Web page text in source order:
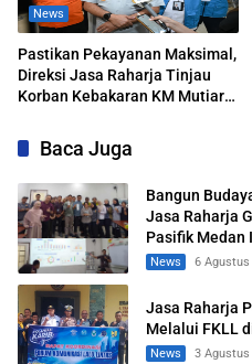
News
Pastikan Pekayanan Maksimal,
Direksi Jasa Raharja Tinjau
Korban Kebakaran KM Mutiara
Baca Juga
Bangun
Jasa Raharja
Pasifik Medan
News 6 Agustus
Jasa Raharja
Melalui FKLL
News 3 Agustus